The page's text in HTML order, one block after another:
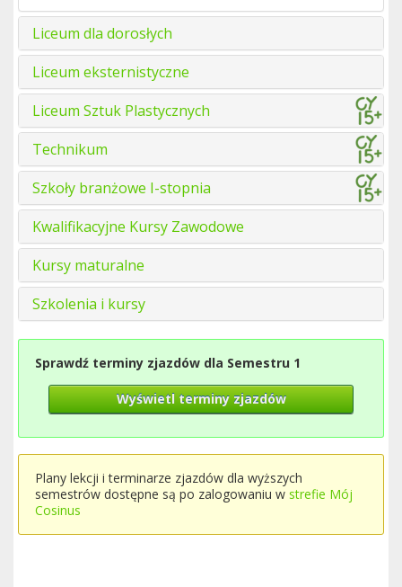
Liceum dla dorosłych
Liceum eksternistyczne
Liceum Sztuk Plastycznych
Technikum
Szkoły branżowe I-stopnia
Kwalifikacyjne Kursy Zawodowe
Kursy maturalne
Szkolenia i kursy
Sprawdź terminy zjazdów dla Semestru 1
Wyświetl terminy zjazdów
Plany lekcji i terminarze zjazdów dla wyższych
semestrów dostępne są po zalogowaniu w strefie Mój
Cosinus